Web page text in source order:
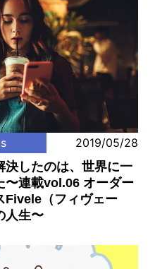
2019/05/28
決したのは、世界に一
〜連載vol.06 オーダー
Fivele（フィヴェー
人生〜